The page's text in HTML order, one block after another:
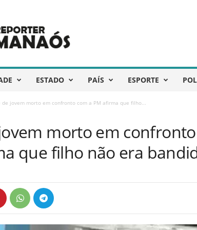
ESTADO PAÍS ESPORTE
de jovem morto em confronto com a PM afirma que filho...
morto em
que filho não era